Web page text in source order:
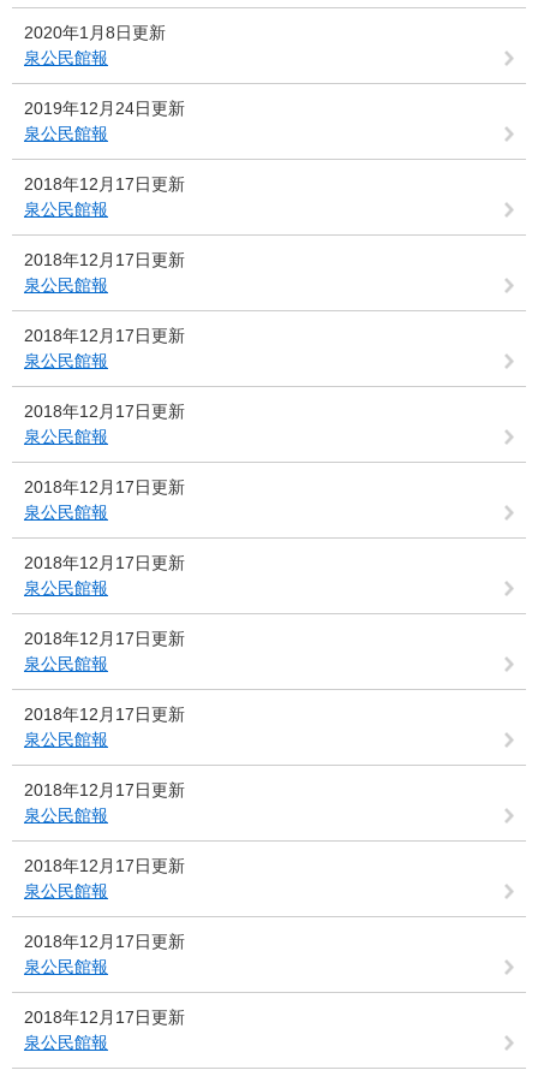
2020年1月8日更新
泉公民館報
2019年12月24日更新
泉公民館報
2018年12月17日更新
泉公民館報
2018年12月17日更新
泉公民館報
2018年12月17日更新
泉公民館報
2018年12月17日更新
泉公民館報
2018年12月17日更新
泉公民館報
2018年12月17日更新
泉公民館報
2018年12月17日更新
泉公民館報
2018年12月17日更新
泉公民館報
2018年12月17日更新
泉公民館報
2018年12月17日更新
泉公民館報
2018年12月17日更新
泉公民館報
2018年12月17日更新
泉公民館報